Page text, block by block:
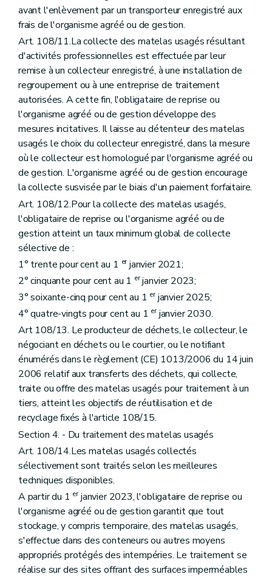
avant l'enlèvement par un transporteur enregistré aux
frais de l'organisme agréé ou de gestion.
Art. 108/11.La collecte des matelas usagés résultant
d'activités professionnelles est effectuée par leur
remise à un collecteur enregistré, à une installation de
regroupement ou à une entreprise de traitement
autorisées. A cette fin, l'obligataire de reprise ou
l'organisme agréé ou de gestion développe des
mesures incitatives. Il laisse au détenteur des matelas
usagés le choix du collecteur enregistré, dans la mesure
où le collecteur est homologué par l'organisme agréé ou
de gestion. L'organisme agréé ou de gestion encourage
la collecte susvisée par le biais d'un paiement forfaitaire.
Art. 108/12.Pour la collecte des matelas usagés,
l'obligataire de reprise ou l'organisme agréé ou de
gestion atteint un taux minimum global de collecte
sélective de :
1° trente pour cent au 1 erjanvier 2021;
2° cinquante pour cent au 1 erjanvier 2023;
3° soixante-cinq pour cent au 1 erjanvier 2025;
4° quatre-vingts pour cent au 1 erjanvier 2030.
Art 108/13. Le producteur de déchets, le collecteur, le
négociant en déchets ou le courtier, ou le notifiant
énumérés dans le règlement (CE) 1013/2006 du 14 juin
2006 relatif aux transferts des déchets, qui collecte,
traite ou offre des matelas usagés pour traitement à un
tiers, atteint les objectifs de réutilisation et de
recyclage fixés à l'article 108/15.
Section 4. - Du traitement des matelas usagés
Art. 108/14.Les matelas usagés collectés
sélectivement sont traités selon les meilleures
techniques disponibles.
A partir du 1 erjanvier 2023, l'obligataire de reprise ou
l'organisme agréé ou de gestion garantit que tout
stockage, y compris temporaire, des matelas usagés,
s'effectue dans des conteneurs ou autres moyens
appropriés protégés des intempéries. Le traitement se
réalise sur des sites offrant des surfaces imperméables